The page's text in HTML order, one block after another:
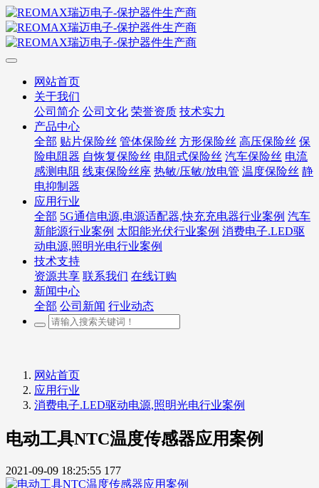
网站首页
关于我们
公司简介 公司文化 荣誉资质 技术实力
产品中心
全部 贴片保险丝 管体保险丝 方形保险丝 高压保险丝 保
险电阻器 自恢复保险丝 电阻式保险丝 汽车保险丝 电流
感测电阻 线束保险丝座 热敏/压敏/放电管 温度保险丝 静
电抑制器
应用行业
全部 5G通信电源,电源适配器,快充充电器行业案例 汽车
新能源行业案例 太阳能光伏行业案例 消费电子.LED驱
动电源,照明光电行业案例
技术支持
资源共享 联系我们 在线订购
新闻中心
全部 公司新闻 行业动态
网站首页
应用行业
消费电子.LED驱动电源,照明光电行业案例
电动工具NTC温度传感器应用案例
2021-09-09 18:25:55 177